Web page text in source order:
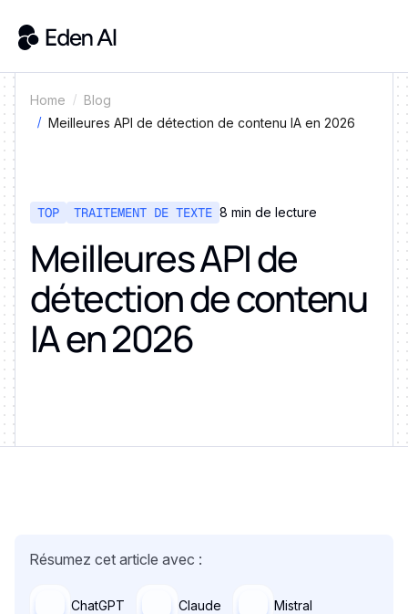
Home
Blog
Meilleures API de détection de contenu IA en 2026
TOP TRAITEMENT DE TEXTE 8 min de lecture
Meilleures API de
détection de contenu
IA en 2026
Résumez cet article avec :
ChatGPT Claude Mistral